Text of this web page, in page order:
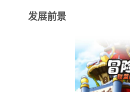
发展前景